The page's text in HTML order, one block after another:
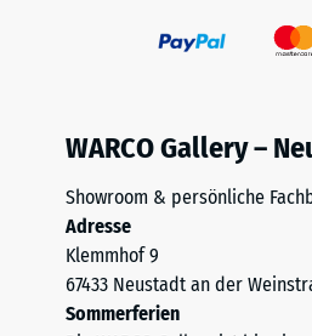
WARCO Gallery –
Showroom & persönliche
Adresse
Klemmhof 9
67433 Neustadt an der
Sommerferien